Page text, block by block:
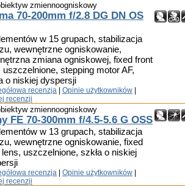
zmiennoogniskowy
70-200mm f/2.8 DG DN OS
w 15 grupach, stabilizacja
wewnętrzne ogniskowanie,
zmiana ogniskowej, fixed front
uszczelnione, stepping motor AF,
o niskiej dyspersji
recenzja Opinie użytkowników
recenzji
zmiennoogniskowy
FE 70-300mm f/4.5-5.6 G OSS
w 13 grupach, stabilizacja
wewnętrzne ogniskowanie, fixed
lens, uszczelnione, szkła o niskiej
recenzja Opinie użytkowników
recenzji